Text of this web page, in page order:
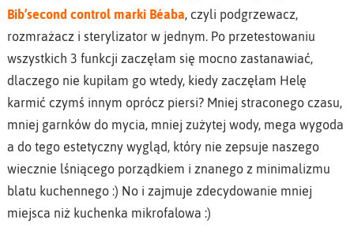
Bib’second control marki Béaba, czyli podgrzewacz,
rozmrażacz i sterylizator w jednym. Po przetestowaniu
wszystkich 3 funkcji zaczęłam się mocno zastanawiać,
dlaczego nie kupiłam go wtedy, kiedy zaczęłam Helę
karmić czymś innym oprócz piersi? Mniej straconego czasu,
mniej garnków do mycia, mniej zużytej wody, mega wygoda
a do tego estetyczny wygląd, który nie zepsuje naszego
wiecznie lśniącego porządkiem i znanego z minimalizmu
blatu kuchennego :) No i zajmuje zdecydowanie mniej
miejsca niż kuchenka mikrofalowa :)